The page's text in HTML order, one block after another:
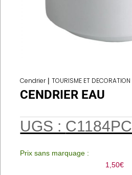
Cendrier|TOURISME ET DECORATION
CENDRIER EAU
UGS : C1184PC
Prix sans marquage :
1,50€